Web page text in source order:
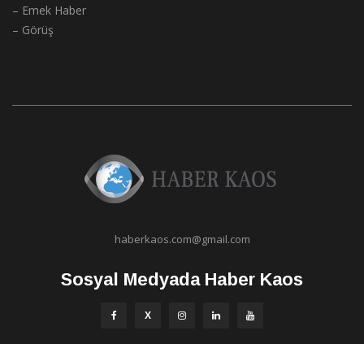
– Emek Haber
– Görüş
haberkaos.com@gmail.com
Sosyal Medyada Haber Kaos